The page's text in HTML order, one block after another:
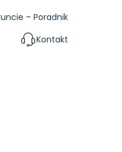
– Poradnik
Kontakt